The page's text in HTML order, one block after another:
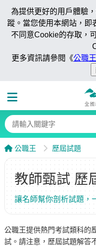
為提供更好的用戶體驗
蹤。當您使用本網站，即
不同意Cookie的存取，
更多資訊請參閱《公職
公職王 歷屆試題
教師甄試 歷
讓名師幫你剖析試題，
公職王提供熱門考試類科的
試。請注意，歷屆試題解答